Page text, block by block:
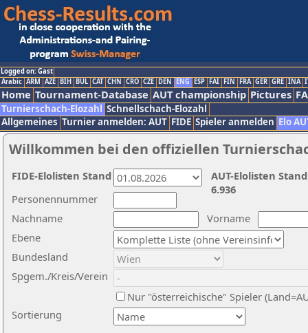
Logged on: Gast
Arabic ARM AZE BIH BUL CAT CHN CRO CZE DEN ENG ESP FAI FIN FRA GER GRE INA
Home Tournament-Database AUT championship Pictures
Turnierschach-Elozahl Schnellschach-Elozahl
Allgemeines Turnier anmelden: AUT FIDE Spieler anmelden Elo
Willkommen bei den offiziellen
Nachname
Vorname
Ebene
Sortierung
Personennummer
Bundesland
Spgem./Kreis/Verein
Nur "österreichische" Spieler
AUT-Elolisten
6.936
FIDE-Elolisten Stand